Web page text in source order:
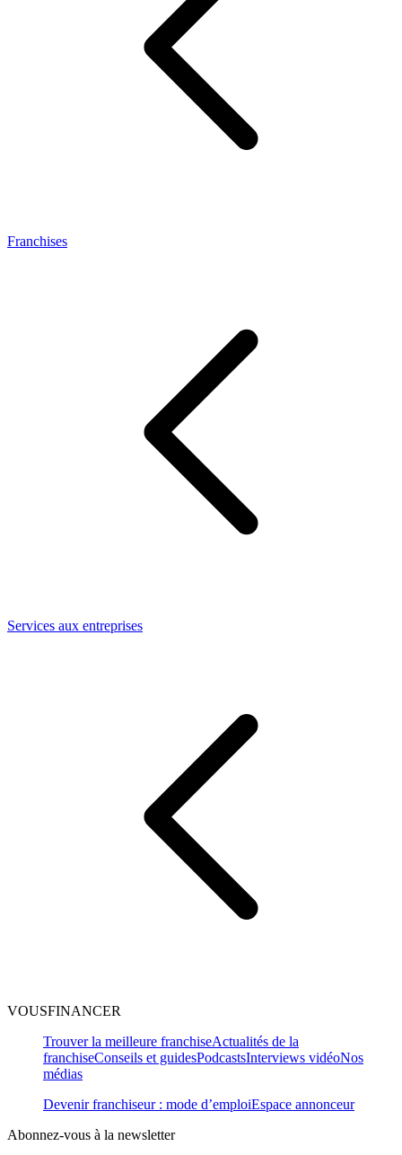
Franchises
Services aux entreprises
VOUSFINANCER
Trouver la meilleure franchiseActualités de la
franchiseConseils et guidesPodcastsInterviews vidéoNos
médias
Devenir franchiseur : mode d’emploiEspace annonceur
Abonnez-vous à la newsletter